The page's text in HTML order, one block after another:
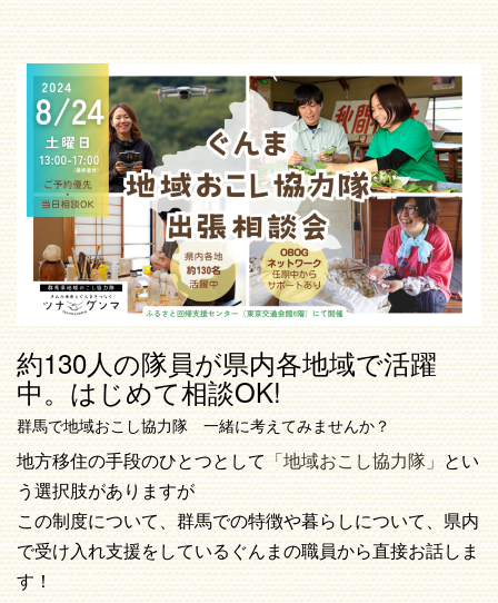
約130人の隊員が県内各地域で活躍
中。はじめて相談OK!
群馬で地域おこし協力隊 一緒に考えてみませんか？
地方移住の手段のひとつとして「地域おこし協力隊」とい
う選択肢がありますが
この制度について、群馬での特徴や暮らしについて、県内
で受け入れ支援をしているぐんまの職員から直接お話しま
す！